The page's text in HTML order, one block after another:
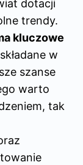
dotacji
trendy.
kluczowe
w
szanse
warto
tak